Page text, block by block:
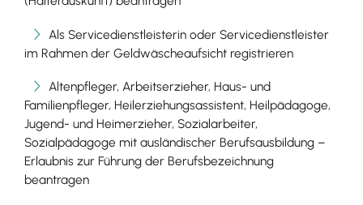
Als Servicedienstleisterin oder Servicedienstleister
im Rahmen der Geldwäscheaufsicht registrieren
Altenpfleger, Arbeitserzieher, Haus- und
Familienpfleger, Heilerziehungsassistent, Heilpädagoge,
Jugend- und Heimerzieher, Sozialarbeiter,
Sozialpädagoge mit ausländischer Berufsausbildung –
Erlaubnis zur Führung der Berufsbezeichnung
beantragen